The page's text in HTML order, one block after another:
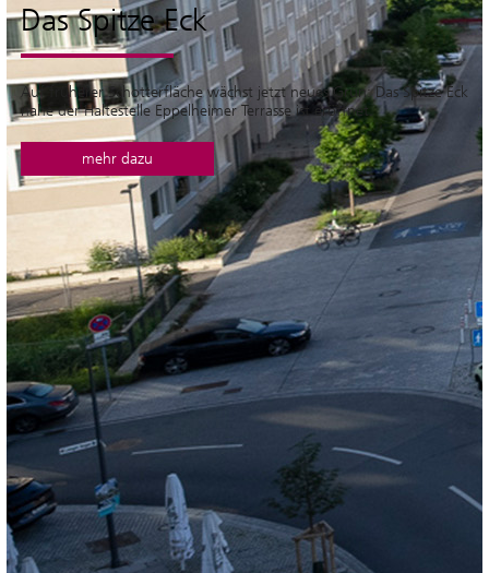
Das Spitze Eck
Auf früherer Schotterfläche wächst jetzt neues Grün: Das Spitze Eck
nahe der Haltestelle Eppelheimer Terrasse ist eröffnet.
mehr dazu